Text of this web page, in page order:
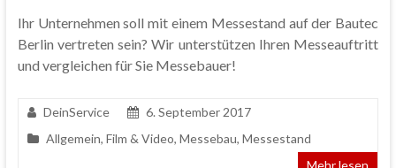
Ihr Unternehmen soll mit einem Messestand auf der Bautec
Berlin vertreten sein? Wir unterstützen Ihren Messeauftritt
und vergleichen für Sie Messebauer!
DeinService
6. September 2017
Allgemein, Film & Video, Messebau, Messestand
Mehr lesen